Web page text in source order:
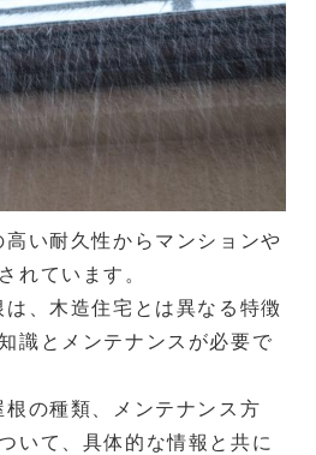
い耐久性からマンションや
れています。
は、木造住宅とは異なる特徴
識とメンテナンスが必要で
の種類、メンテナンス方
いて、具体的な情報と共に